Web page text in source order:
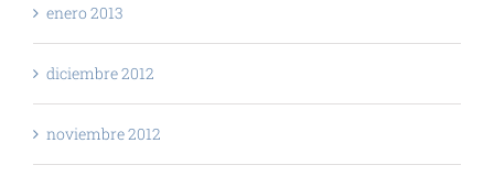
enero 2013
diciembre 2012
noviembre 2012